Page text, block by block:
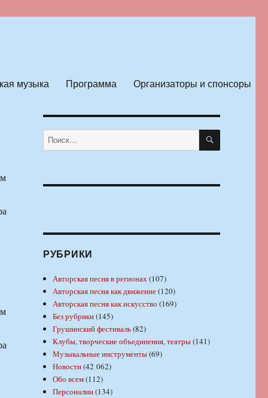
музыка Программа Организаторы и спонсоры
Искать: ПОИСК
РУБРИКИ
Авторская песня в регионах(107)
Авторская песня как движение(120)
Авторская песня как искусство (169)
Без рубрики(145)
Грушинский фестиваль(82)
Клубы, творческие объединения, театры(141)
Музыкальные инструменты(69)
Новости(42 062)
Обо всем(112)
Персоналии(134)